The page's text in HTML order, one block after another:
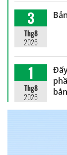
3
Thg8
2026
1
Thg8
2026